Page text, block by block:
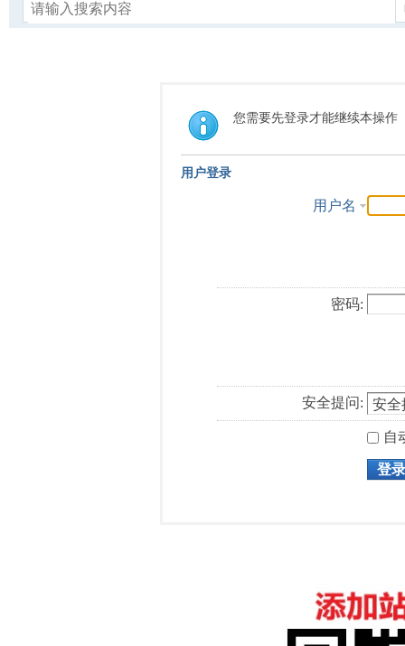
您需要先登录才能继续本操作
用户登录
用户名
密码:
安全提问:
自
登录